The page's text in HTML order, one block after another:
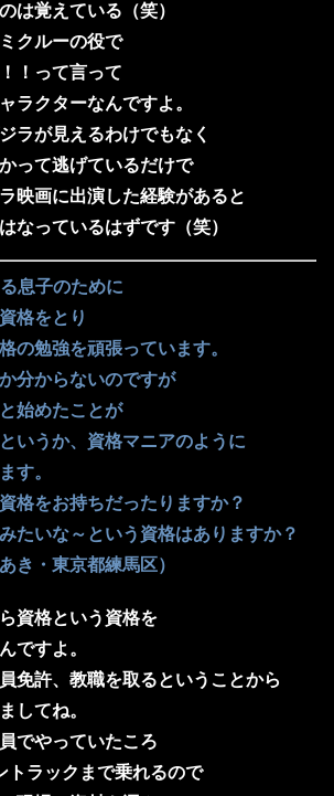
は覚えている（笑）
クルーの役で
！って言って
ラクターなんですよ。
ラが見えるわけでもなく
って逃げているだけで
映画に出演した経験があると
なっているはずです（笑）
息子のために
格をとり
の勉強を頑張っています。
分からないのですが
始めたことが
いうか、資格マニアのように
す。
格をお持ちだったりますか？
たいな～という資格はありますか？
き・東京都練馬区）
資格という資格を
ですよ。
免許、教職を取るということから
してね。
でやっていたころ
ラックまで乗れるので